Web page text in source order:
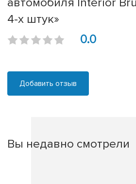
4-х штук»
0.0
Добавить отзыв
Вы недавно смотрели